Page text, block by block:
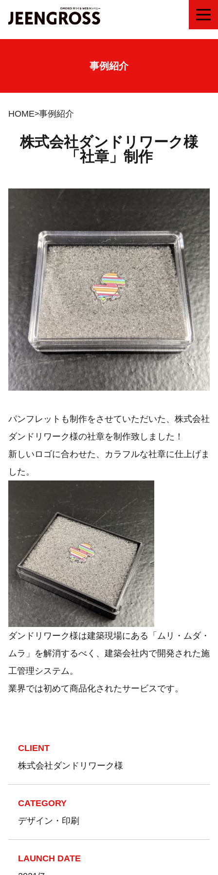
事例紹介
HOME 事例紹介
株式会社ダンドリワーク様
「社章」制作
パンフレットも制作をさせていただいた、株式会社
ダンドリワーク様の社章を制作致しました！
新しいロゴに合わせた、カラフルな社章に仕上げま
した。
ダンドリワーク様は建築現場にある「​ムリ・ムダ・
ムラ」を解消するべく、建築会社内で開発された施
工管理システム。
業界では初めて商品化されたサービスです。
CLIENT
株式会社ダンドリワーク様
CATEGORY
デザイン・印刷
LAUNCH DATE